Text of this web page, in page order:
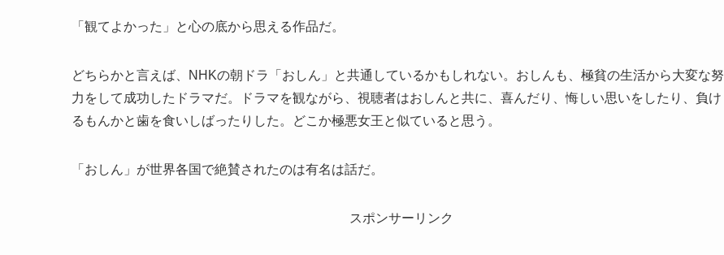
「観てよかった」と心の底から思える作品だ。
どちらかと言えば、NHKの朝ドラ「おしん」と共通しているかもしれない。おしんも、極貧の生活から大変な努
力をして成功したドラマだ。ドラマを観ながら、視聴者はおしんと共に、喜んだり、悔しい思いをしたり、負け
るもんかと歯を食いしばったりした。どこか極悪女王と似ていると思う。
「おしん」が世界各国で絶賛されたのは有名は話だ。
スポンサーリンク